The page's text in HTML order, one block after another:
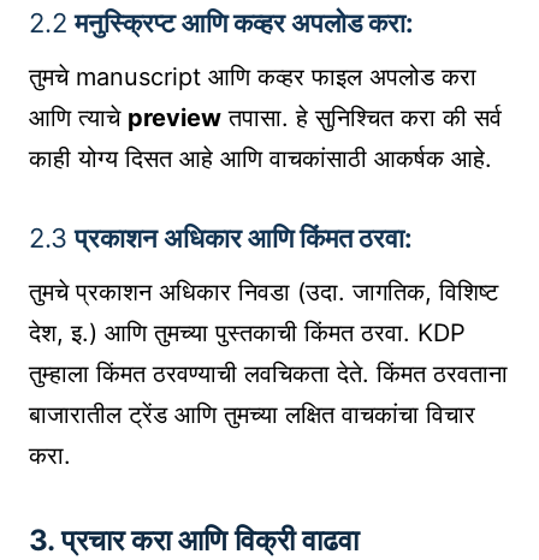
2.2मनुस्क्रिप्ट आणि कव्हर अपलोड करा:
तुमचे manuscript आणि कव्हर फाइल अपलोड करा
आणि त्याचे preview तपासा. हे सुनिश्चित करा की सर्व
काही योग्य दिसत आहे आणि वाचकांसाठी आकर्षक आहे.
2.3प्रकाशन अधिकार आणि किंमत ठरवा:
तुमचे प्रकाशन अधिकार निवडा (उदा. जागतिक, विशिष्ट
देश, इ.) आणि तुमच्या पुस्तकाची किंमत ठरवा. KDP
तुम्हाला किंमत ठरवण्याची लवचिकता देते. किंमत ठरवताना
बाजारातील ट्रेंड आणि तुमच्या लक्षित वाचकांचा विचार
करा.
3.प्रचार करा आणि विक्री वाढवा